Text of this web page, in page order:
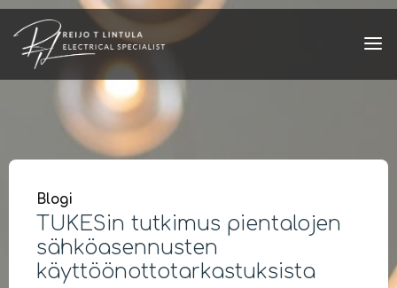
Skip
content
Blogi
TUKESin tutkimus pientalojen
sähköasennusten
käyttöönottotarkastuksista